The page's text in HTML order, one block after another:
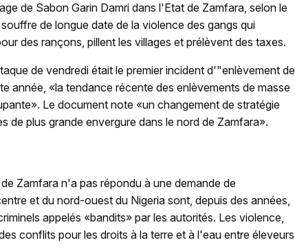
de Sabon Garin Damri dans l'Etat de Zamfara, selon le
de longue date de la violence des gangs qui
des rançons, pillent les villages et prélèvent des taxes.
de vendredi était le premier incident d'"enlèvement de
année, «la tendance récente des enlèvements de masse
Le document note «un changement de stratégie
de plus grande envergure dans le nord de Zamfara».
Zamfara n'a pas répondu à une demande de
et du nord-ouest du Nigeria sont, depuis des années,
appelés «bandits» par les autorités. Les violence,
conflits pour les droits à la terre et à l'eau entre éleveurs